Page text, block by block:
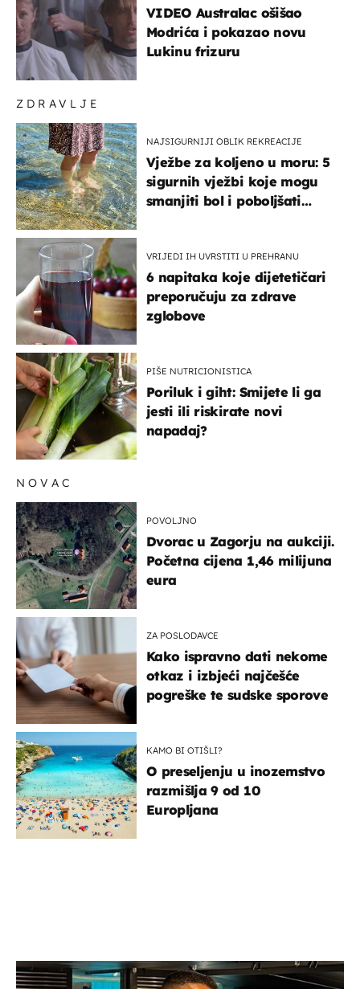
ZDRAVLJE
NAJSIGURNIJI OBLIK REKREACIJE
Vježbe za koljeno u moru: 5
sigurnih vježbi koje mogu
smanjiti bol i poboljšati
VRIJEDI IH UVRSTITI U PREHRANU
6 napitaka koje dijetetičari
preporučuju za zdrave
zglobove
PIŠE NUTRICIONISTICA
Poriluk i giht: Smijete li ga
jesti ili riskirate novi
napadaj?
VIDEO Australac ošišao
Modrića i pokazao novu
Lukinu frizuru
NOVAC
POVOLJNO
Dvorac u Zagorju na aukciji.
Početna cijena 1,46 milijuna
eura
ZA POSLODAVCE
Kako ispravno dati nekome
otkaz i izbjeći najčešće
pogreške te sudske sporove
KAMO BI OTIŠLI?
O preseljenju u inozemstvo
razmišlja 9 od 10
Europljana